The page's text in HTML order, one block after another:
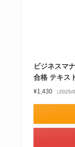
ビジネスマ
合格 テキス
¥1,430 （2025/